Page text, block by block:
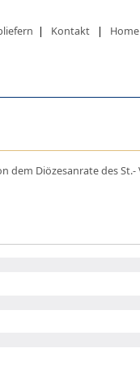
| Kontakt | Home
Diözesanrate des St.-